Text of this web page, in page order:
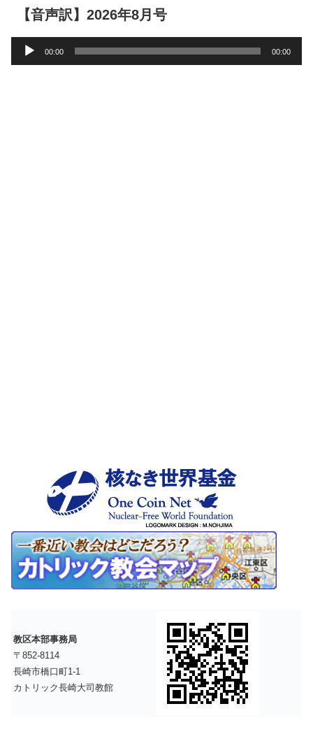
【音声訳】2026年8月号
声
00:00 00:00
教区本部事務局
〒852-8114
長崎市橋口町1-1
カトリック長崎大司教館